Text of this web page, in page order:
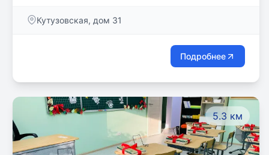
Кутузовская, дом 31
Подробнее
5.3 км